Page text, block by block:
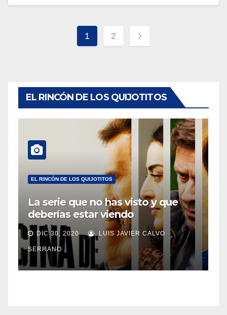
Paginación
de
1 2
EL RINCÓN DE LOS QUIJOTITOS
EL RINCÓN DE LOS QUIJOTITOS
La serie que no has visto y que
deberías estar viendo
DIC 30, 2020 LUIS JAVIER CALVO
SERRANO